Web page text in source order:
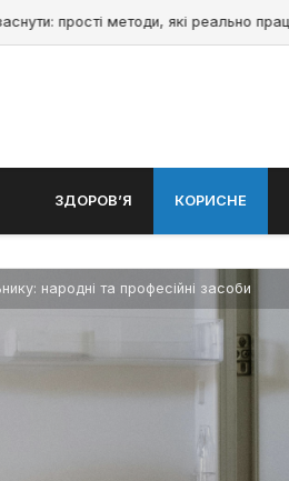
методи, які реально працюють
ЗДОРОВ’Я КОРИСНЕ
народні та професійні засоби